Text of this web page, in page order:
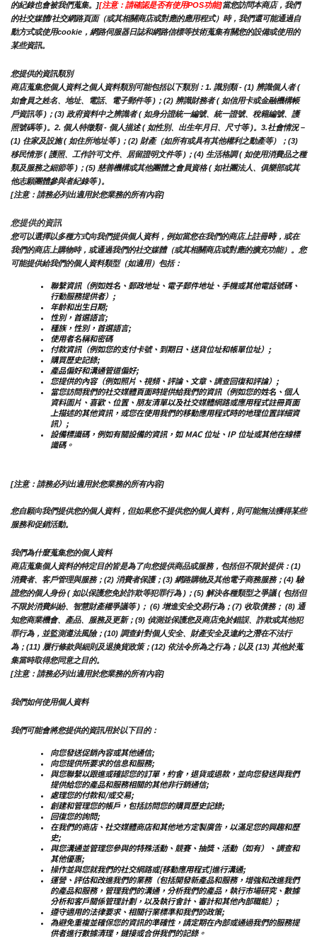
的紀錄也會被我們蒐集。][注意：請確認是否有使用POS功能]當您訪問本商店，我們
的社交媒體/社交網路頁面（或其相關商店或對應的應用程式）時，我們還可能通過自
動方式或使用cookie，網路伺服器日誌和網路信標等技術蒐集有關您的設備或使用的
某些資訊。
您提供的資訊類別
商店蒐集您個人資料之個人資料類別可能包括以下類別：1. 識別類 - (1) 辨識個人者 (
如會員之姓名、地址、電話、電子郵件等 )；(2) 辨識財務者 ( 如信用卡或金融機構帳
戶資訊等 )；(3) 政府資料中之辨識者 ( 如身分證統一編號、統一證號、稅籍編號、護
照號碼等 )。2. 個人特徵類 - 個人描述 ( 如性別、出生年月日、尺寸等 )。3.社會情況 –
(1) 住家及設施 ( 如住所地址等 )；(2) 財產（如所有或具有其他權利之動產等）；(3)
移民情形 ( 護照、工作許可文件、居留證明文件等 )；(4) 生活格調 ( 如使用消費品之種
類及服務之細節等 )；(5) 慈善機構或其他團體之會員資格 ( 如社團法人、俱樂部或其
他志願團體參與者紀錄等 )。
[注意：請務必列出適用於您業務的所有內容]
您提供的資訊
您可以選擇以多種方式向我們提供個人資料，例如當您在我們的商店上註冊時，或在
我們的商店上購物時，或通過我們的社交媒體（或其相關商店或對應的擴充功能）。您
可能提供給我們的個人資料類型（如適用）包括：
聯繫資訊（例如姓名、郵政地址、電子郵件地址、手機或其他電話號碼、
行動服務提供者）;
年齡和出生日期;
性別，首選語言;
種族，性別，首選語言;
使用者名稱和密碼
付款資訊（例如您的支付卡號、到期日、送貨位址和帳單位址）;
購買歷史記錄;
產品偏好和溝通管道偏好;
您提供的內容（例如照片、視頻、評論、文章、調查回復和評論）;
當您訪問我們的社交媒體頁面時提供給我們的資訊（例如您的姓名、個人
資料圖片、喜歡、位置、朋友清單以及社交媒體網路或應用程式註冊頁面
上描述的其他資訊，或您在使用我們的移動應用程式時的地理位置詳細資
訊）;
設備標識碼，例如有關設備的資訊，如 MAC 位址、IP 位址或其他在線標
識碼。
[注意：請務必列出適用於您業務的所有內容]
您自願向我們提供您的個人資料，但如果您不提供您的個人資料，則可能無法獲得某些
服務和促銷活動。
我們為什麼蒐集您的個人資料
商店蒐集個人資料的特定目的皆是為了向您提供商品或服務，包括但不限於提供：(1)
消費者、客戶管理與服務；(2) 消費者保護；(3) 網路購物及其他電子商務服務；(4) 驗
證您的個人身份 ( 如以保護您免於詐欺等犯罪行為 )；(5) 解決各種類型之爭議 ( 包括但
不限於消費糾紛、智慧財產權爭議等 )； (6) 增進安全交易行為；(7) 收取債務； (8) 通
知您商業機會、產品、服務及更新；(9) 偵測並保護您及商店免於錯誤、詐欺或其他犯
罪行為，並監測遵法風險；(10) 調查針對個人安全、財產安全及違約之潛在不法行
為；(11) 履行條款與細則及退換貨政策；(12) 依法令所為之行為；以及 (13) 其他於蒐
集當時取得您同意之目的。
[注意：請務必列出適用於您業務的所有內容]
我們如何使用個人資料
我們可能會將您提供的資訊用於以下目的：
向您發送促銷內容或其他通信;
向您提供所要求的信息和服務;
與您聯繫以跟進或確認您的訂單，約會，退貨或退款，並向您發送與我們
提供給您的產品和服務相關的其他非行銷通信;
處理您的付款和/或交易;
創建和管理您的帳戶，包括訪問您的購買歷史記錄;
回復您的詢問;
在我們的商店、社交媒體商店和其他地方定製廣告，以滿足您的興趣和歷
史;
與您溝通並管理您參與的特殊活動、競賽、抽獎、活動（如有）、調查和
其他優惠;
操作並與您就我們的社交網路或[移動應用程式]進行溝通;
運營、評估和改進我們的業務（包括開發新產品和服務，增強和改進我們
的產品和服務，管理我們的溝通，分析我們的產品，執行市場研究、數據
分析和客戶關係管理計劃，以及執行會計、審計和其他內部職能）;
遵守適用的法律要求、相關行業標準和我們的政策;
為避免重複並確保您的資訊的準確性，請定期在內部或通過我們的服務提
供者進行數據清理，鏈接或合併我們的記錄。